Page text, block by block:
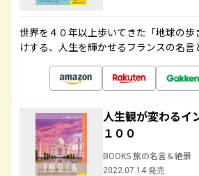
世界を４０年以上歩いてきた「地球の歩
けする、人生を輝かせるフランスの名言
人生観が変わるイ
１００
BOOKS 旅の名言＆絶景
2022.07.14 発売